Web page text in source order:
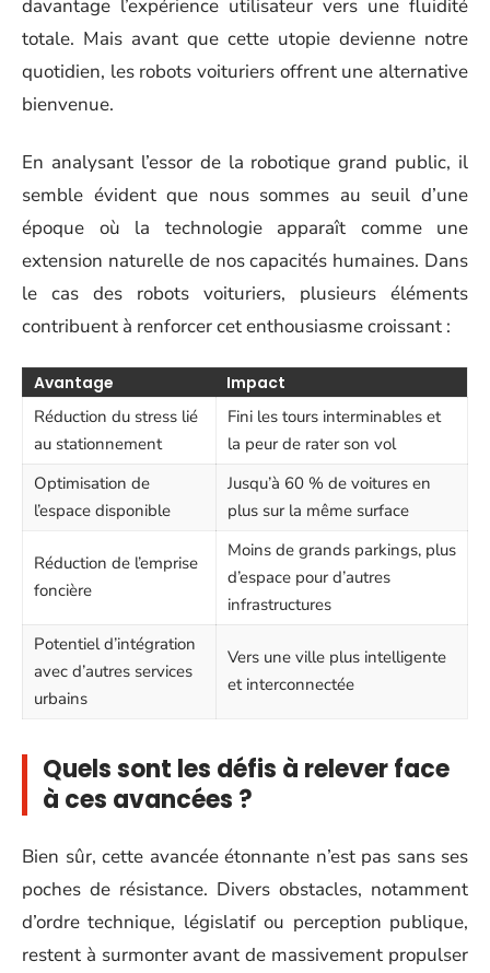
davantage l’expérience utilisateur vers une fluidité
totale. Mais avant que cette utopie devienne notre
quotidien, les robots voituriers offrent une alternative
bienvenue.
En analysant l’essor de la robotique grand public, il
semble évident que nous sommes au seuil d’une
époque où la technologie apparaît comme une
extension naturelle de nos capacités humaines. Dans
le cas des robots voituriers, plusieurs éléments
contribuent à renforcer cet enthousiasme croissant :
Avantage
Impact
Réduction du stress lié
au stationnement
Fini les tours interminables et
la peur de rater son vol
Optimisation de
l’espace disponible
Jusqu’à 60 % de voitures en
plus sur la même surface
Réduction de l’emprise
foncière
Moins de grands parkings, plus
d’espace pour d’autres
infrastructures
Potentiel d’intégration
avec d’autres services
urbains
Vers une ville plus intelligente
et interconnectée
Quels sont les défis à relever face
à ces avancées ?
Bien sûr, cette avancée étonnante n’est pas sans ses
poches de résistance. Divers obstacles, notamment
d’ordre technique, législatif ou perception publique,
restent à surmonter avant de massivement propulser